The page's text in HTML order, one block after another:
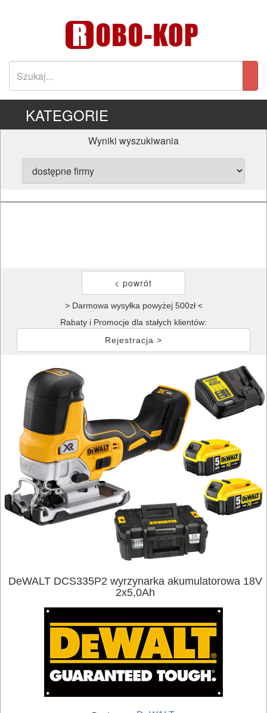
KATEGORIE
Wyniki wyszukiwania
> Darmowa wysyłka powyżej 500zł <
Rabaty i Promocje dla stałych klientów:
Rejestracja >
DeWALT DCS335P2 wyrzynarka akumulatorowa 18V
2x5,0Ah